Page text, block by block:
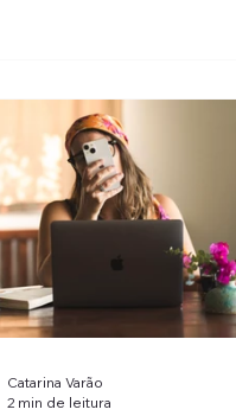
em Hotelaria.
Catarina Varão
2 min de leitura